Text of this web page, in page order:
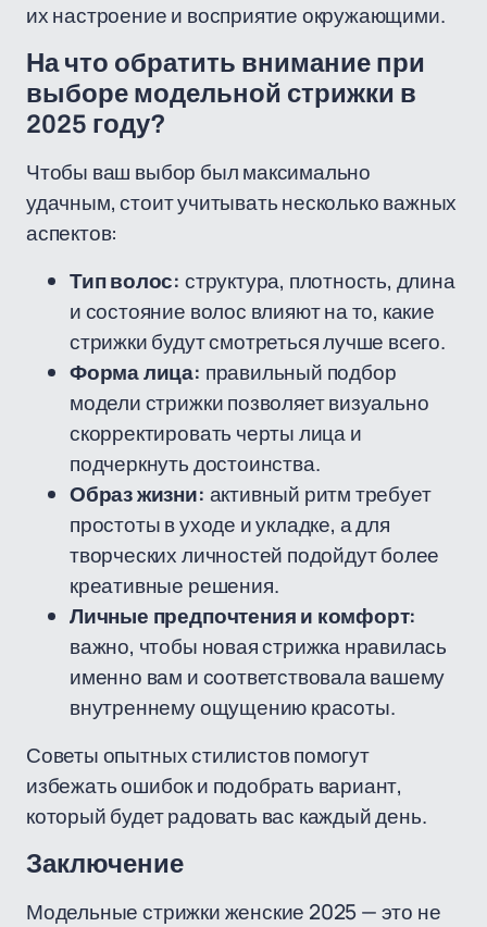
их настроение и восприятие окружающими.
На что обратить внимание при
выборе модельной стрижки в
2025 году?
Чтобы ваш выбор был максимально
удачным, стоит учитывать несколько важных
аспектов:
Тип волос: структура, плотность, длина
и состояние волос влияют на то, какие
стрижки будут смотреться лучше всего.
Форма лица: правильный подбор
модели стрижки позволяет визуально
скорректировать черты лица и
подчеркнуть достоинства.
Образ жизни: активный ритм требует
простоты в уходе и укладке, а для
творческих личностей подойдут более
креативные решения.
Личные предпочтения и комфорт:
важно, чтобы новая стрижка нравилась
именно вам и соответствовала вашему
внутреннему ощущению красоты.
Советы опытных стилистов помогут
избежать ошибок и подобрать вариант,
который будет радовать вас каждый день.
Заключение
Модельные стрижки женские 2025 — это не